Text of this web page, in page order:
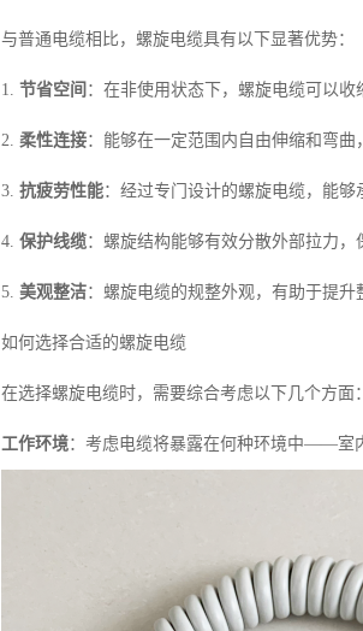
与普通电缆相比，螺旋电缆具有以下显著优势：
1. 节省空间 ：在非使用状态下，螺旋电缆可以收
2. 柔性连接：能够在一定范围内自由伸缩和弯曲
3. 抗疲劳性能：经过专门设计的螺旋电缆，能够
4. 保护线缆：螺旋结构能够有效分散外部拉力，
5. 美观整洁：螺旋电缆的规整外观，有助于提升
如何选择合适的螺旋电缆
在选择螺旋电缆时，需要综合考虑以下几个方面：
工作环境：考虑电缆将暴露在何种环境中——室